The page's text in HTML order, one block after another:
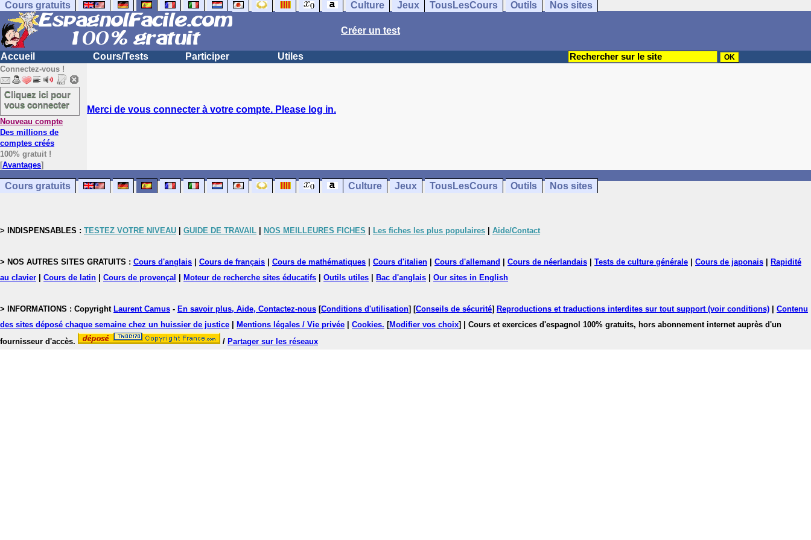
Cours gratuits Culture Jeux TousLesCours Outils Nos sites
Créer un test
Accueil Cours/Tests Participer Utiles
Connectez-vous !
Cliquez ici pour
vous connecter
Nouveau compte
Des millions de
comptes créés
100% gratuit !
[Avantages]
Merci de vous connecter à votre compte. Please log in.
Cours gratuits Culture Jeux TousLesCours Outils Nos sites
> INDISPENSABLES : TESTEZ VOTRE NIVEAU GUIDE DE TRAVAIL NOS MEILLEURES FICHES Les fiches les plus populaires Aide/Contact
> NOS AUTRES SITES GRATUITS : Cours d'anglais Cours de français Cours de mathématiques Cours d'italien Cours d'allemand Cours de néerlandais Tests de culture générale Cours de japonais
Rapidité
au clavier
Cours de latin Cours de provençal Moteur de recherche sites éducatifs Outils utiles Bac d'anglais Our sites in English
> INFORMATIONS : Copyright Laurent Camus - En savoir plus, Aide, Contactez-nous [Conditions d'utilisation] [Conseils de sécurité] Reproductions et traductions interdites sur tout support (voir conditions)
Contenu
des sites déposé chaque semaine chez un huissier de justice
Mentions légales / Vie privée Cookies. [Modifier vos choix]
| Cours et exercices d'espagnol 100% gratuits, hors abonnement internet auprès d'un
fournisseur d'accès.
/ Partager sur les réseaux